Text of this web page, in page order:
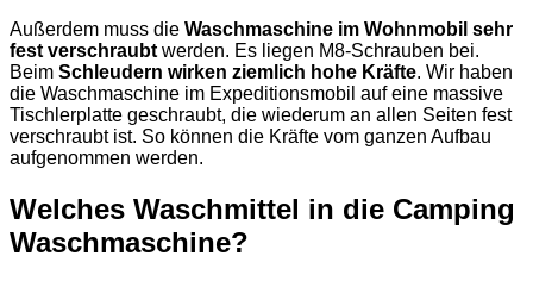
Außerdem muss die Waschmaschine im Wohnmobil sehr
fest verschraubt werden. Es liegen M8-Schrauben bei.
Beim Schleudern wirken ziemlich hohe Kräfte. Wir haben
die Waschmaschine im Expeditionsmobil auf eine massive
Tischlerplatte geschraubt, die wiederum an allen Seiten fest
verschraubt ist. So können die Kräfte vom ganzen Aufbau
aufgenommen werden.
Welches Waschmittel in die Camping
Waschmaschine?